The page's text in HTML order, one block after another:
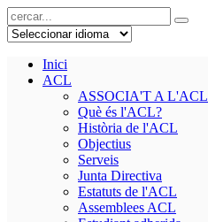
Inici
ACL
ASSOCIA'T A L'ACL
Què és l'ACL?
Història de l'ACL
Objectius
Serveis
Junta Directiva
Estatuts de l'ACL
Assemblees ACL